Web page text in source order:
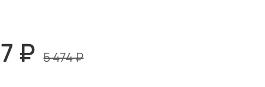
₽ 5 474 ₽